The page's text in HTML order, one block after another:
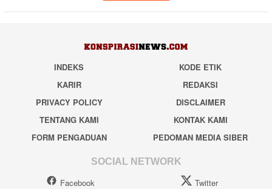
INDEKS
KODE ETIK
KARIR
REDAKSI
PRIVACY POLICY
DISCLAIMER
TENTANG KAMI
KONTAK KAMI
FORM PENGADUAN
PEDOMAN MEDIA SIBER
SOCIAL NETWORK
Facebook
Twitter